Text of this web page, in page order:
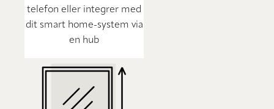
telefon eller integrer med
dit smart home-system via
en hub